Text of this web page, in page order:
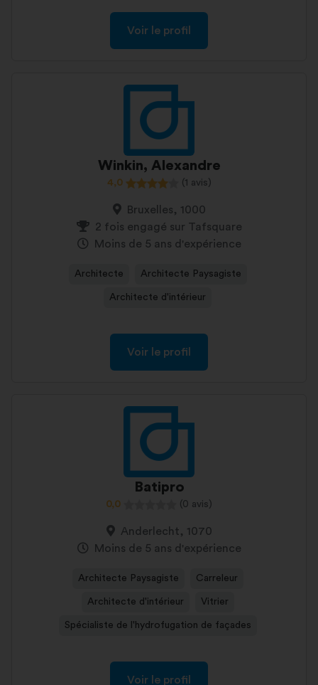
Voir le profil
Winkin, Alexandre
4,0 (1 avis)
Bruxelles, 1000
2 fois engagé sur Tafsquare
Moins de 5 ans d'expérience
Architecte Architecte Paysagiste
Architecte d'intérieur
Voir le profil
Batipro
0,0 (0 avis)
Anderlecht, 1070
Moins de 5 ans d'expérience
Architecte Paysagiste Carreleur
Architecte d'intérieur Vitrier
Spécialiste de l'hydrofugation de façades
Voir le profil